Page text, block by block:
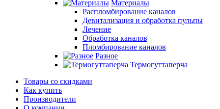
Материалы
Распломбирование каналов
Девитализация и обработка пульпы
Лечение
Обработка каналов
Пломбирование каналов
Разное
Термогуттаперча
Товары со скидками
Как купить
Производители